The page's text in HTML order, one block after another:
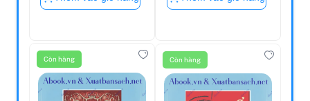
Còn hàng Còn hàng